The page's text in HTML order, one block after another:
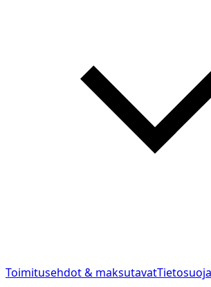
Toimitusehdot & maksutavat